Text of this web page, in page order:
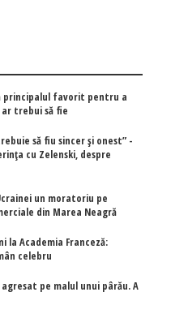
principalul favorit pentru a
trebui să fie
să fiu sincer și onest” -
cu Zelenski, despre
un moratoriu pe
din Marea Neagră
la Academia Franceză:
celebru
pe malul unui pârău. A